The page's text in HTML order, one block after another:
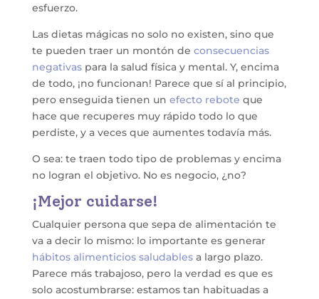
esfuerzo.
Las dietas mágicas no solo no existen, sino que
te pueden traer un montón de consecuencias
negativaspara la salud física y mental. Y, encima
de todo, ¡no funcionan! Parece que sí al principio,
pero enseguida tienen un efecto rebote que
hace que recuperes muy rápido todo lo que
perdiste, y a veces que aumentes todavía más.
O sea: te traen todo tipo de problemas y encima
no logran el objetivo. No es negocio, ¿no?
¡Mejor cuidarse!
Cualquier persona que sepa de alimentación te
va a decir lo mismo: lo importante es generar
hábitos alimenticios saludablesa largo plazo.
Parece más trabajoso, pero la verdad es que es
solo acostumbrarse: estamos tan habituadas a